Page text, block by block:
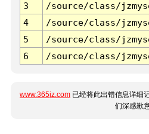
3 /source/class/
4
/source/class/
5
/source/class/
6
/source/class/
www.365jz.com 已经将此出错信息详细
们深感歉